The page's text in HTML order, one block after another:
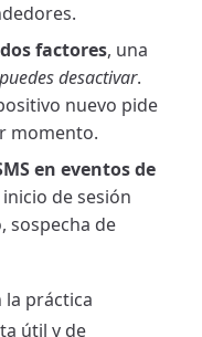
factores, una
desactivar.
nuevo pide
momento.
en eventos de
de sesión
sospecha de
práctica
útil y de